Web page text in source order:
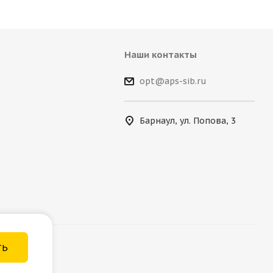
Наши контакты
opt@aps-sib.ru
Барнаул, ул. Попова, 3